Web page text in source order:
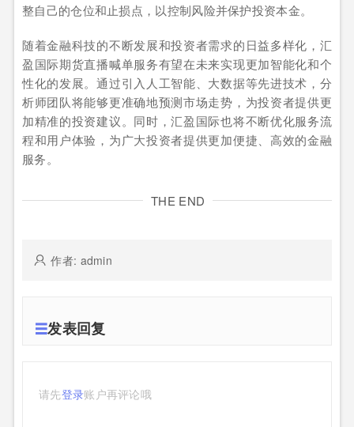
整自己的仓位和止损点，以控制风险并保护投资本金。
随着金融科技的不断发展和投资者需求的日益多样化，汇
盈国际期货直播喊单服务有望在未来实现更加智能化和个
性化的发展。通过引入人工智能、大数据等先进技术，分
析师团队将能够更准确地预测市场走势，为投资者提供更
加精准的投资建议。同时，汇盈国际也将不断优化服务流
程和用户体验，为广大投资者提供更加便捷、高效的金融
服务。
THE END
作者: admin
发表回复
请先登录账户再评论哦